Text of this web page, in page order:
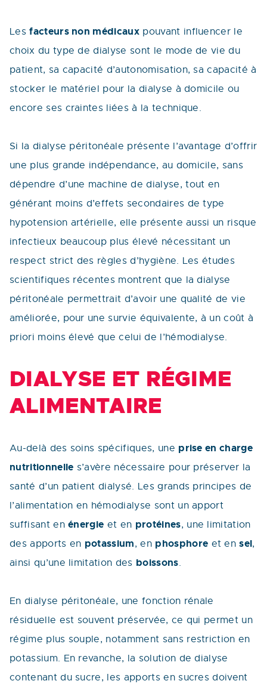
Lesfacteurs non médicaux pouvant influencer le
choix du type de dialyse sont le mode de vie du
patient, sa capacité d’autonomisation, sa capacité à
stocker le matériel pour la dialyse à domicile ou
encore ses craintes liées à la technique.
Si la dialyse péritonéale présente l’avantage d’offrir
une plus grande indépendance, au domicile, sans
dépendre d’une machine de dialyse, tout en
générant moins d’effets secondaires de type
hypotension artérielle, elle présente aussi un risque
infectieux beaucoup plus élevé nécessitant un
respect strict des règles d’hygiène. Les études
scientifiques récentes montrent que la dialyse
péritonéale permettrait d’avoir une qualité de vie
améliorée, pour une survie équivalente, à un coût à
priori moins élevé que celui de l’hémodialyse.
DIALYSE ET RÉGIME
ALIMENTAIRE
Au-delà des soins spécifiques, une prise en charge
nutritionnelle s’avère nécessaire pour préserver la
santé d’un patient dialysé. Les grands principes de
l’alimentation en hémodialyse sont un apport
suffisant enénergie et en protéines, une limitation
des apports en potassium, en phosphore et ensel,
ainsi qu’une limitation des boissons.
En dialyse péritonéale, une fonction rénale
résiduelle est souvent préservée, ce qui permet un
régime plus souple, notamment sans restriction en
potassium. En revanche, la solution de dialyse
contenant du sucre, les apports en sucres doivent